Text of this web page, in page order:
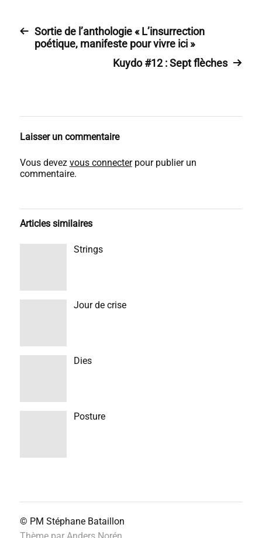
Sortie de l’anthologie « L’insurrection
poétique, manifeste pour vivre ici »
Kuydo #12 : Sept flèches
Laisser un commentaire
Vous devez vous connecterpour publier un
commentaire.
Articles similaires
Strings
Jour de crise
Dies
Posture
© PM Stéphane Bataillon